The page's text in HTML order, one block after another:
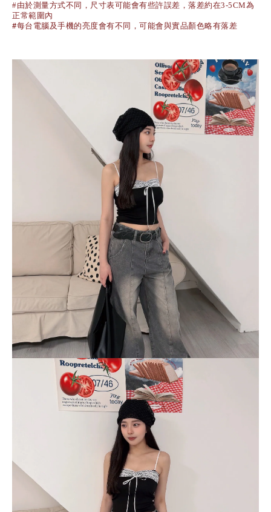
#由於測量方式不同，尺寸表可能會有些許誤差，落差約在3-5CM為
正常範圍內
#每台電腦及手機的亮度會有不同，可能會與實品顏色略有落差